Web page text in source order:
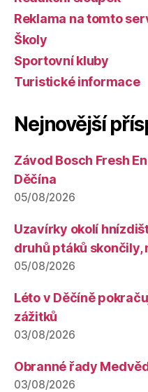
Reklama na tomto
Školy
Sportovní kluby
Turistické informace
Nejnovější
Závod Bosch Fresh
Děčína
05/08/2026
Uzavírky okolí
druhů ptáků
05/08/2026
Léto v Děčíně
zážitků
03/08/2026
Obranné řady
03/08/2026